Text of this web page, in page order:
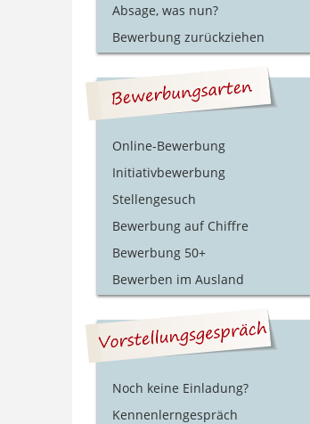
Absage, was nun?
Bewerbung zurückziehen
Online-Bewerbung
Initiativbewerbung
Stellengesuch
Bewerbung auf Chiffre
Bewerbung 50+
Bewerben im Ausland
Noch keine Einladung?
Kennenlerngespräch